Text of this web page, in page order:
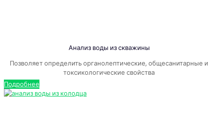
Анализ воды из скважины
Позволяет определить органолептические, общесанитарные и
токсикологические свойства
Подробнее